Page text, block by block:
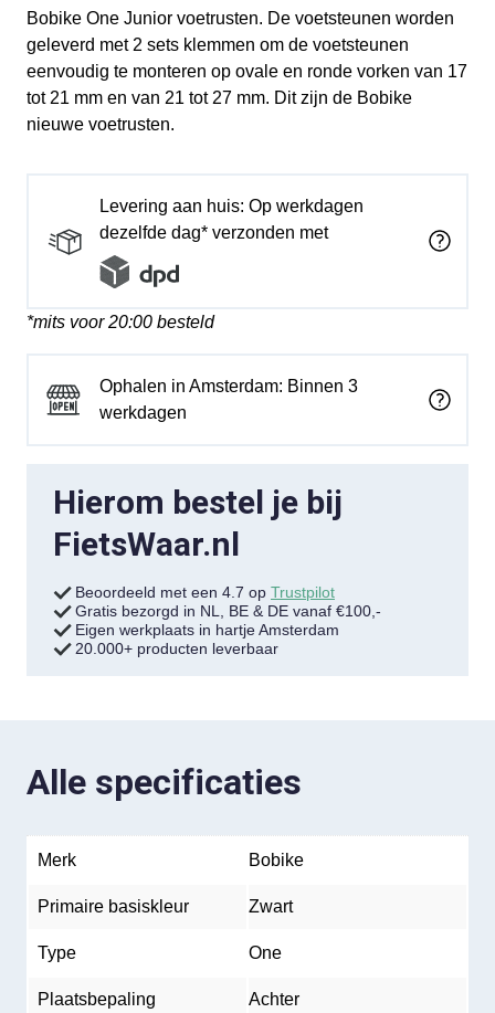
voetrusten
nieuw
zwart
aantal
Bobike One Junior voetrusten. De voetsteunen worden
geleverd met 2 sets klemmen om de voetsteunen
eenvoudig te monteren op ovale en ronde vorken van 17
tot 21 mm en van 21 tot 27 mm. Dit zijn de Bobike
nieuwe voetrusten.
Levering aan huis: Op werkdagen
dezelfde dag* verzonden met
*mits voor 20:00 besteld
Ophalen in Amsterdam: Binnen 3
werkdagen
Hierom bestel je bij
FietsWaar.nl
Beoordeeld met een 4.7 op Trustpilot
Gratis bezorgd in NL, BE & DE vanaf €100,-
Eigen werkplaats in hartje Amsterdam
20.000+ producten leverbaar
Alle specificaties
Merk Bobike
Primaire basiskleur Zwart
Type One
Plaatsbepaling Achter